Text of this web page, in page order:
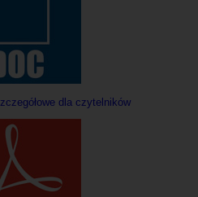
dla czytelników